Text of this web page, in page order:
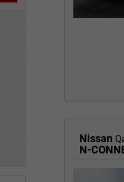
Nissan
N-